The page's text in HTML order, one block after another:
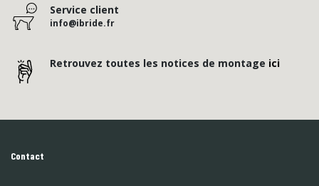
Service client
info@ibride.fr
Retrouvez toutes les notices de montage ici
Contact